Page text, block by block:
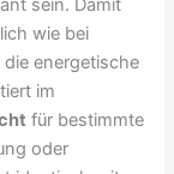
wie bei
die energetische
im
für bestimmte
oder